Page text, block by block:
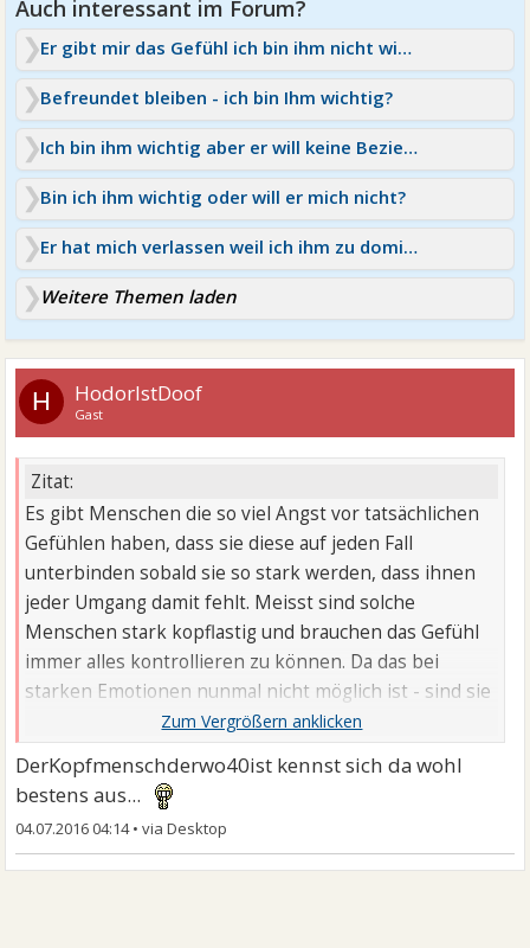
Er gibt mir das Gefühl ich bin ihm nicht wichtig
Befreundet bleiben - ich bin Ihm wichtig?
Ich bin ihm wichtig aber er will keine Beziehung
Bin ich ihm wichtig oder will er mich nicht?
Er hat mich verlassen weil ich ihm zu dominant bin
Weitere Themen laden
H HodorIstDoof
Gast
Zitat:
Es gibt Menschen die so viel Angst vor tatsächlichen
Gefühlen haben, dass sie diese auf jeden Fall
unterbinden sobald sie so stark werden, dass ihnen
jeder Umgang damit fehlt. Meisst sind solche
Menschen stark kopflastig und brauchen das Gefühl
immer alles kontrollieren zu können. Da das bei
starken Emotionen nunmal nicht möglich ist - sind sie
dann eben weg.
DerKopfmenschderwo40ist kennst sich da wohl
bestens aus...
04.07.2016 04:14•